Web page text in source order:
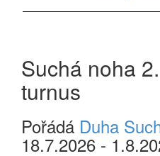
Suchá noha 2.
turnus
Pořádá Duha
18.7.2026 -